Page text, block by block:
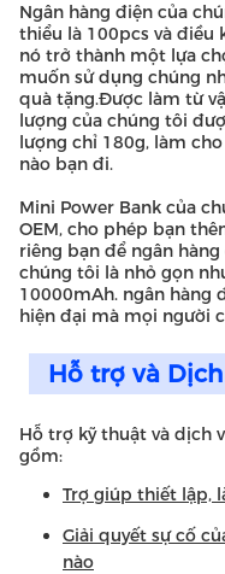
Ngân hàng điện của
thiểu là 100pcs và điều
nó trở thành một lựa
muốn sử dụng chúng
quà tặng.Được làm từ
lượng của chúng tôi
lượng chỉ 180g, làm
nào bạn đi.
Mini Power Bank của
OEM, cho phép bạn
riêng bạn để ngân
chúng tôi là nhỏ gọn
10000mAh. ngân hàng
hiện đại mà mọi người
Hỗ trợ và
Hỗ trợ kỹ thuật và dịch
gồm:
Trợ giúp thiết lập,
Giải quyết sự cố
nào